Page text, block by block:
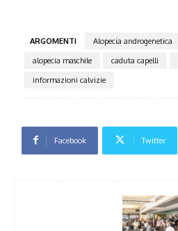
ARGOMENTI Alopecia androgenetica
alopecia maschile
caduta capelli
informazioni calvizie
Facebook Twitter